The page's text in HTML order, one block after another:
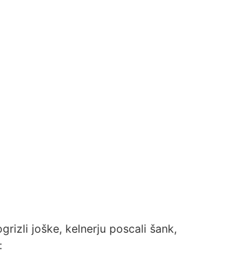
joške, kelnerju poscali šank,